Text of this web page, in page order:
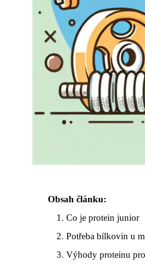
Obsah článku:
Co je protein junior
Potřeba bílkovin u
Výhody proteinu